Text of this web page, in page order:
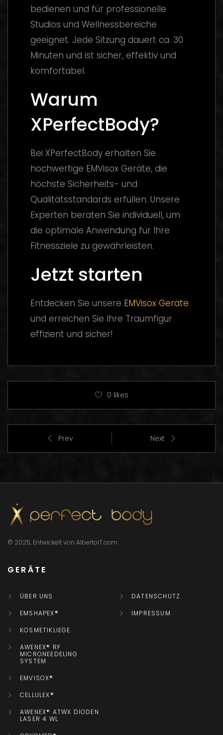
bedienen und für professionelle
Studios und Wellnessbereiche
geeignet. Jede Sitzung dauert ca. 30
Minuten und ist sicher, effektiv und
komfortabel.
Warum
XPerfectBody?
Bei XPerfectBody erhalten Sie
hochwertige EMVisox Geräte, die
höchste Sicherheits- und
Qualitätsstandards erfüllen. Unsere
Experten beraten Sie individuell, um
die optimale Anwendung für Ihre
Fitnessziele zu gewährleisten.
Jetzt starten
Entdecken Sie unsere EMVisox Geräte
und erreichen Sie Ihre Traumfigur
effizient und sicher!
0 likes
Prev Next
© 2025, Entwickelt von AlbertoIT.com
GERÄTE
ÜBER UNS
EMSHAPEX®
KOSMETIKLIEGE
AWENEX® RF
MICRONEEDELING
SYSTEM
EMVISOX®
CELLULEX®
AWENEX® ATWX DIODEN
LASER 4 WL
DATENSCHUTZ
IMPRESSUM